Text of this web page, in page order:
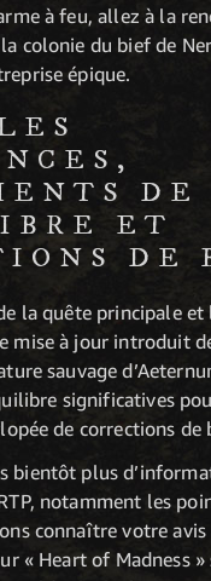
à feu, allez à la
colonie du bief de
épique.
DE
ET
DE
la quête principale
mise à jour introduit
sauvage
significatives
de corrections de
bientôt plus
notamment les
connaître votre avis
« Heart of Madness »